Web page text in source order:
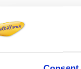
Proffs på
enstaka